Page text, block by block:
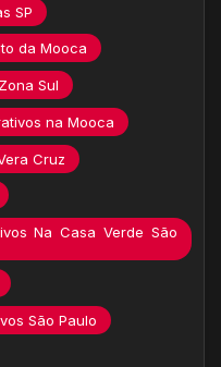
SP
da Mooca
Sul
na Mooca
Cruz
Na Casa Verde São
São Paulo